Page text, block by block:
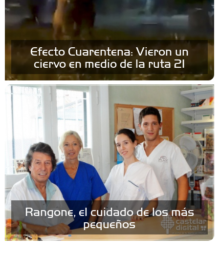
Efecto Cuarentena: Vieron un
ciervo en medio de la ruta 21
Rangone, el cuidado de los más
pequeños